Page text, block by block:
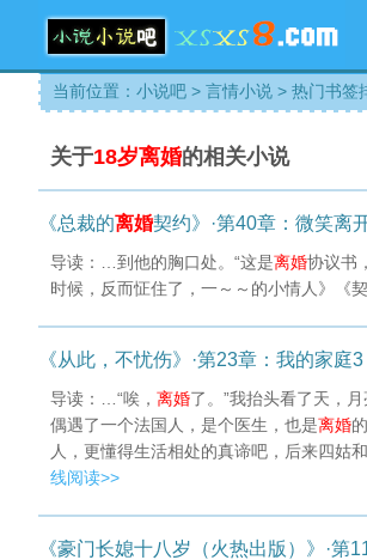
当前位置： 小说吧 > 言情小说 > 热门书签
关于18岁离婚的相关小说
《总裁的离婚契约》·第40章：微笑离
导读：…到他的胸口处。“这是离婚协议书
时候，反而怔住了，一～～的小情人》《
《从此，不忧伤》·第23章：我的家庭3
导读：…“唉， 离婚了。”我抬头看了天，
偶遇了一个法国人，是个医生，也是离婚
人，更懂得生活相处的真谛吧，后来四姑
线阅读>>
《豪门长媳十八岁（火热出版）》·第